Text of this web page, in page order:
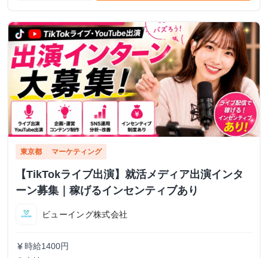
東京都 マーケティング
【TikTokライブ出演】就活メディア出演インタ
ーン募集｜稼げるインセンティブあり
ビューイング株式会社
currency_yen 時給1400円